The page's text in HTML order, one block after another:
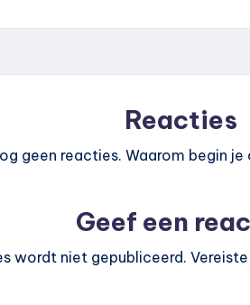
Reacties
geen reacties. Waarom begin je
Geef een
wordt niet gepubliceerd.